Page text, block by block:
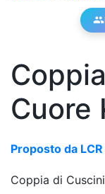
Cuore
Proposto da
Coppia di